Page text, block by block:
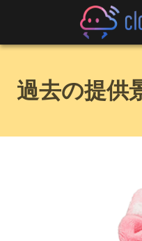
過去の提供